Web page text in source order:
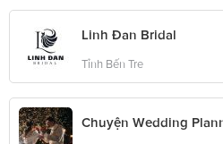
Linh Đan Bridal
Tỉnh Bến Tre
Chuyện Wedding